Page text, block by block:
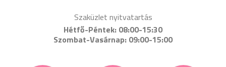
Szaküzlet nyitvatartás
Hétfő-Péntek: 08:00-15:30
Szombat-Vasárnap: 09:00-15:00